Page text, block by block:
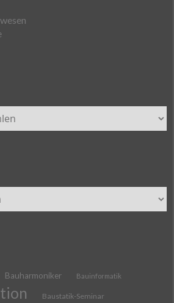
Bauharmoniker Bauinformatik
Baustatik-Seminar